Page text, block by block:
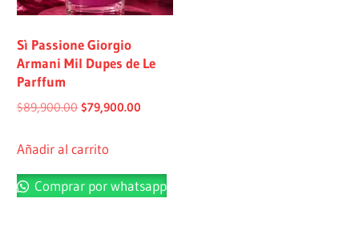
Sì Passione Giorgio
Armani Mil Dupes de Le
Parffum
$89,900.00 $79,900.00
Añadir al carrito
Comprar por whatsapp